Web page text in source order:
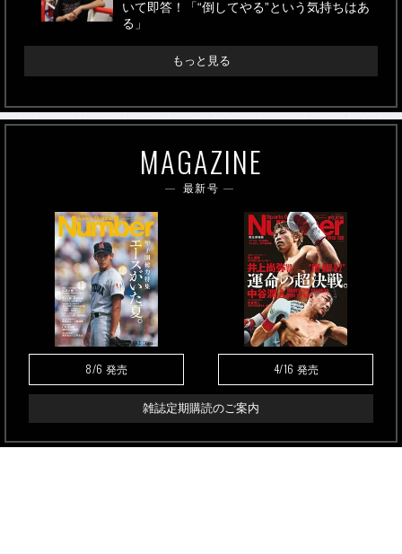
いて即答！「“倒してやる”という気持ちはあ
る」
もっと見る
MAGAZINE
最新号
8/6 発売 4/16 発売
雑誌定期購読のご案内